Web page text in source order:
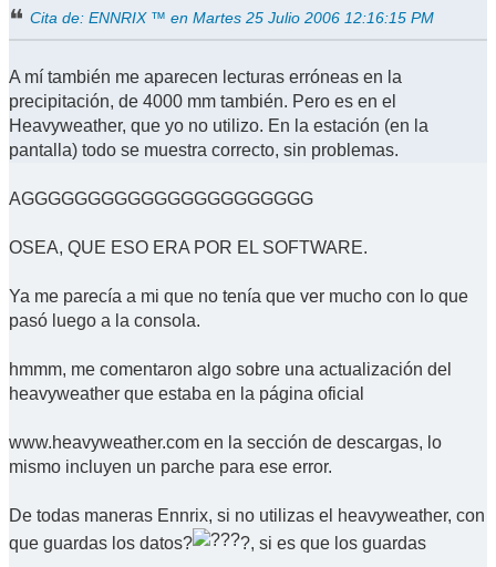
Cita de: ENNRIX ™ en Martes 25 Julio 2006 12:16:15 PM
A mí también me aparecen lecturas erróneas en la
precipitación, de 4000 mm también. Pero es en el
Heavyweather, que yo no utilizo. En la estación (en la
pantalla) todo se muestra correcto, sin problemas.
AGGGGGGGGGGGGGGGGGGGGGG
OSEA, QUE ESO ERA POR EL SOFTWARE.
Ya me parecía a mi que no tenía que ver mucho con lo que
pasó luego a la consola.
hmmm, me comentaron algo sobre una actualización del
heavyweather que estaba en la página oficial
www.heavyweather.com en la sección de descargas, lo
mismo incluyen un parche para ese error.
De todas maneras Ennrix, si no utilizas el heavyweather, con
que guardas los datos?
?, si es que los guardas